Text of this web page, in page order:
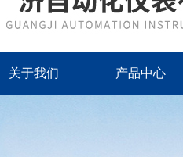
关于我们 产品中心